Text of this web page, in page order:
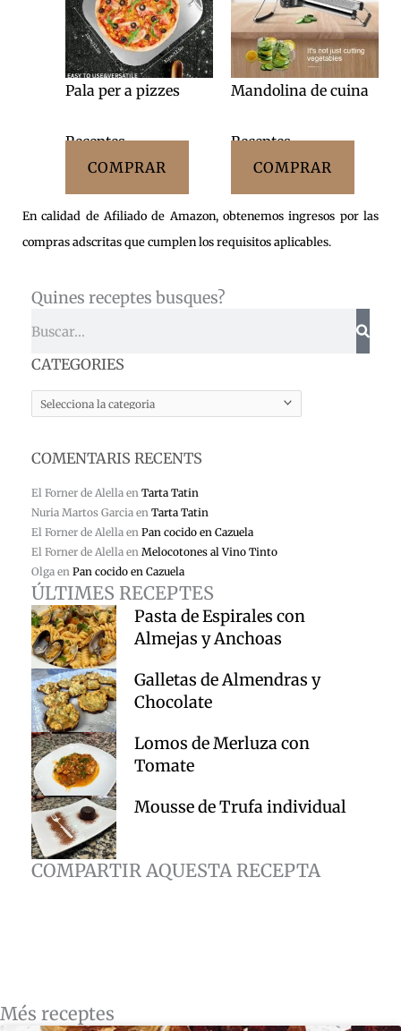
Pala per a pizzes
Receptes
COMPRAR
Mandolina de cuina
Receptes
COMPRAR
En calidad de Afiliado de Amazon, obtenemos ingresos por las
compras adscritas que cumplen los requisitos aplicables.
Quines receptes busques?
CATEGORIES
CATEGORIES
COMENTARIS RECENTS
El Forner de Alella en Tarta Tatin
Nuria Martos Garcia en Tarta Tatin
El Forner de Alella en Pan cocido en Cazuela
El Forner de Alella en Melocotones al Vino Tinto
Olga en Pan cocido en Cazuela
ÚLTIMES RECEPTES
Pasta de Espirales con
Almejas y Anchoas
Galletas de Almendras y
Chocolate
Lomos de Merluza con
Tomate
Mousse de Trufa individual
COMPARTIR AQUESTA RECEPTA
Més receptes